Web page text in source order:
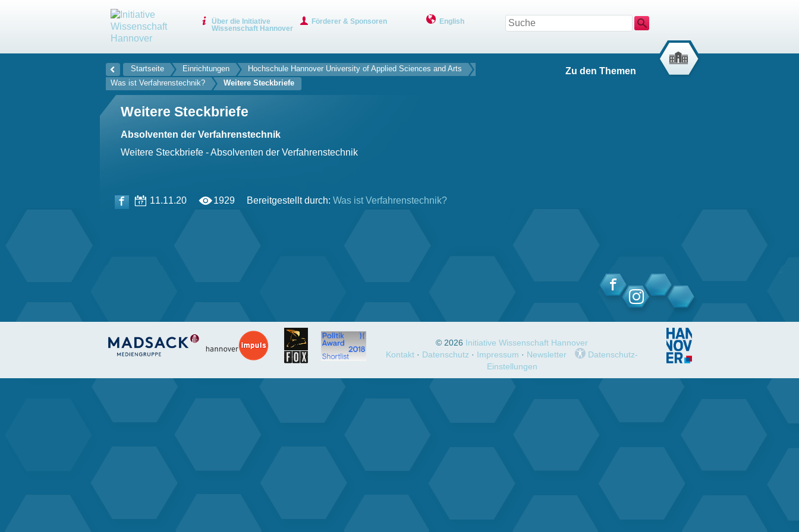
Über die Initiative
Wissenschaft Hannover
Förderer & Sponsoren English
Zu den Themen
Startseite Einrichtungen
Hochschule ­Hannover University of Applied Sciences and Arts
Was ist Verfahrenstechnik?
Weitere Steckbriefe
Weitere Steckbriefe
Absolventen der Verfahrenstechnik
Weitere Steckbriefe - Absolventen der Verfahrenstechnik
11.11.20 1929 Bereitgestellt durch: Was ist Verfahrenstechnik?
© 2026 Initiative Wissenschaft Hannover
Kontakt
Datenschutz Impressum Newsletter
Datenschutz-
Einstellungen